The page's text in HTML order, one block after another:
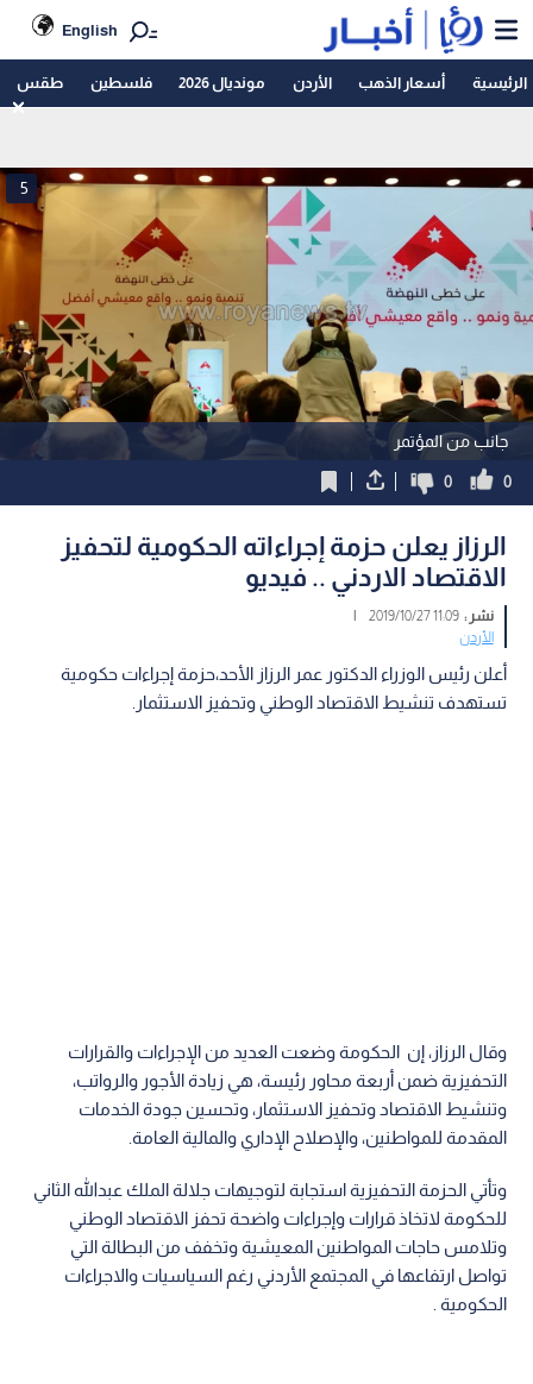
English
الرئيسية أسعار الذهب الأردن مونديال 2026 فلسطين طقس
جانب من المؤتمر
5
0
0
الرزاز يعلن حزمة إجراءاته الحكومية لتحفيز
الاقتصاد الاردني .. فيديو
نشر :11:09 2019/10/27
|
الأردن
أعلن رئيس الوزراء الدكتور عمر الرزاز الأحد،حزمة إجراءات حكومية
تستهدف تنشيط الاقتصاد الوطني وتحفيز الاستثمار.
وقال الرزاز، إن الحكومة وضعت العديد من الإجراءات والقرارات
التحفيزية ضمن أربعة محاور رئيسة، هي زيادة الأجور والرواتب،
وتنشيط الاقتصاد وتحفيز الاستثمار، وتحسين جودة الخدمات
المقدمة للمواطنين، والإصلاح الإداري والمالية العامة.
وتأتي الحزمة التحفيزية استجابة لتوجيهات جلالة الملك عبدالله الثاني
للحكومة لاتخاذ قرارات وإجراءات واضحة تحفز الاقتصاد الوطني
وتلامس حاجات المواطنين المعيشية وتخفف من البطالة التي
تواصل ارتفاعها في المجتمع الأردني رغم السياسيات والاجراءات
الحكومية .